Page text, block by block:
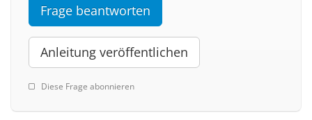
Frage beantworten
Anleitung veröffentlichen
Diese Frage abonnieren